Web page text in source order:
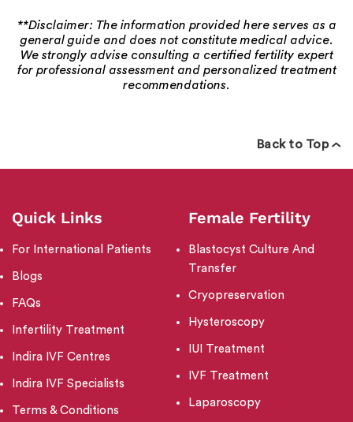
**Disclaimer: The information provided here serves as a
general guide and does not constitute medical advice.
We strongly advise consulting a certified fertility expert
for professional assessment and personalized treatment
recommendations.
Back to Top
Quick Links
For International Patients
Blogs
FAQs
Infertility Treatment
Indira IVF Centres
Indira IVF Specialists
Terms & Conditions
Female Fertility
Blastocyst Culture And
Transfer
Cryopreservation
Hysteroscopy
IUI Treatment
IVF Treatment
Laparoscopy